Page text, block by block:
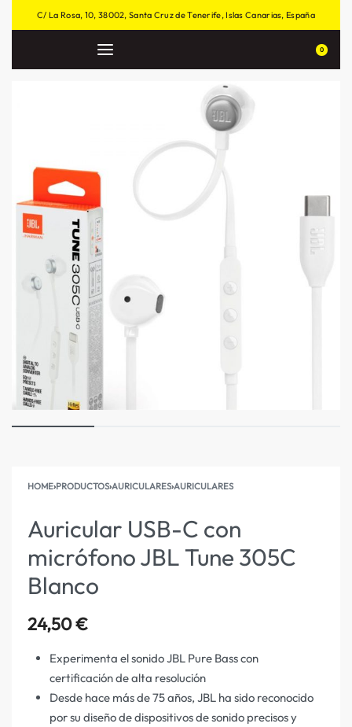
C/ La Rosa, 10, 38002, Santa Cruz de Tenerife, Islas Canarias, España
0
HOME›PRODUCTOS›AURICULARES›AURICULARES
Auricular USB-C con
micrófono JBL Tune 305C
Blanco
24,50€
Experimenta el sonido JBL Pure Bass con
certificación de alta resolución
Desde hace más de 75 años, JBL ha sido reconocido
por su diseño de dispositivos de sonido precisos y